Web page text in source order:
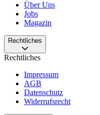
Über Uns
Jobs
Magazin
Rechtliches
Rechtliches
Impressum
AGB
Datenschutz
Widerrufsrecht